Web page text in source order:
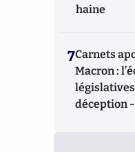
haine
7Carnets
Macron :
déception